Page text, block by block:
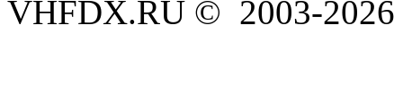
VHFDX.RU © 2003-2026